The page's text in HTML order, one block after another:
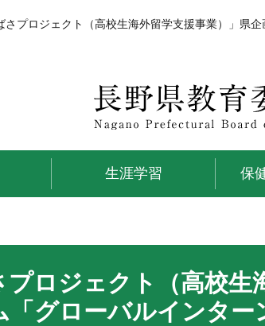
さプロジェクト（高校生海外留学支援事業）」県
長野県教育委員会
生涯学習 保
ロジェクト（高校生
グローバルインター